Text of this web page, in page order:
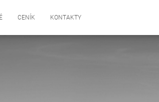
CENÍK KONTAKTY